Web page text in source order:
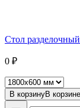
Стол
0 ₽
В корзинуВ корзине